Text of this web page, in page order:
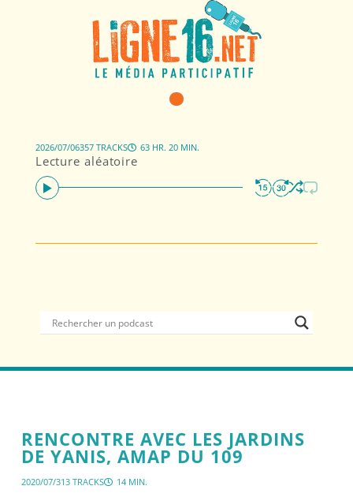
Lecture aléatoire
2026/07/06357 TRACKS 63 HR. 20 MIN.
RENCONTRE AVEC LES JARDINS
DE YANIS, AMAP DU 109
2020/07/313 TRACKS 14 MIN.